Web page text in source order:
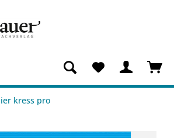
kress pro